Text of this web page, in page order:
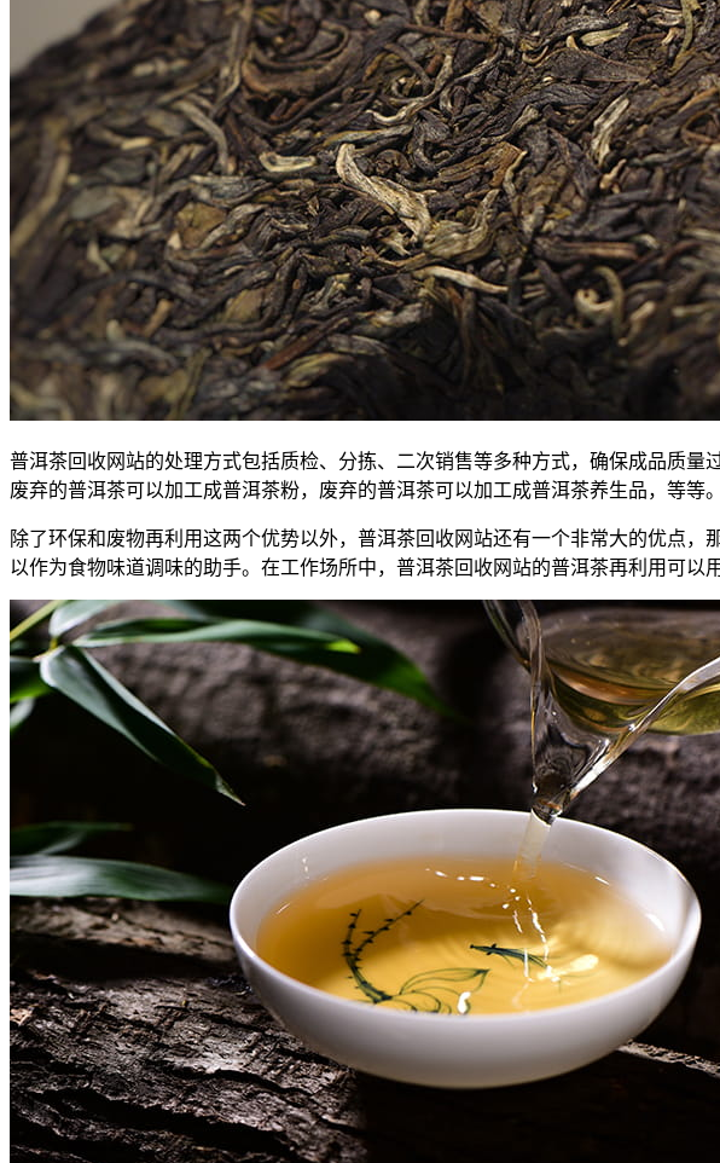
普洱茶回收网站的处理方式包括质检、分拣、二次销售等多种方式，确保成品质量
废弃的普洱茶可以加工成普洱茶粉，废弃的普洱茶可以加工成普洱茶养生品，等等。
除了环保和废物再利用这两个优势以外，普洱茶回收网站还有一个非常大的优点
以作为食物味道调味的助手。在工作场所中，普洱茶回收网站的普洱茶再利用可以